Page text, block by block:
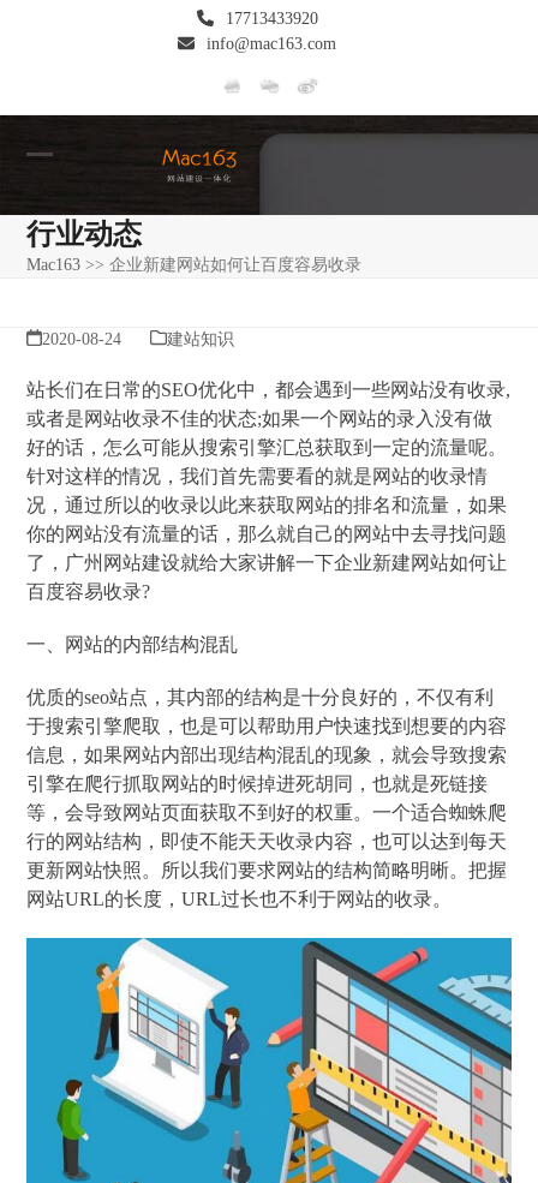
17713433920
info@mac163.com
mobile
menu
mobile
menu
行业动态
Mac163 >>企业新建网站如何让百度容易收录
2020-08-24 建站知识
站长们在日常的SEO优化中，都会遇到一些网站没有收录,
或者是网站收录不佳的状态;如果一个网站的录入没有做
好的话，怎么可能从搜索引擎汇总获取到一定的流量呢。
针对这样的情况，我们首先需要看的就是网站的收录情
况，通过所以的收录以此来获取网站的排名和流量，如果
你的网站没有流量的话，那么就自己的网站中去寻找问题
了，广州网站建设就给大家讲解一下企业新建网站如何让
百度容易收录?
一、网站的内部结构混乱
优质的seo站点，其内部的结构是十分良好的，不仅有利
于搜索引擎爬取，也是可以帮助用户快速找到想要的内容
信息，如果网站内部出现结构混乱的现象，就会导致搜索
引擎在爬行抓取网站的时候掉进死胡同，也就是死链接
等，会导致网站页面获取不到好的权重。一个适合蜘蛛爬
行的网站结构，即使不能天天收录内容，也可以达到每天
更新网站快照。所以我们要求网站的结构简略明晰。把握
网站URL的长度，URL过长也不利于网站的收录。